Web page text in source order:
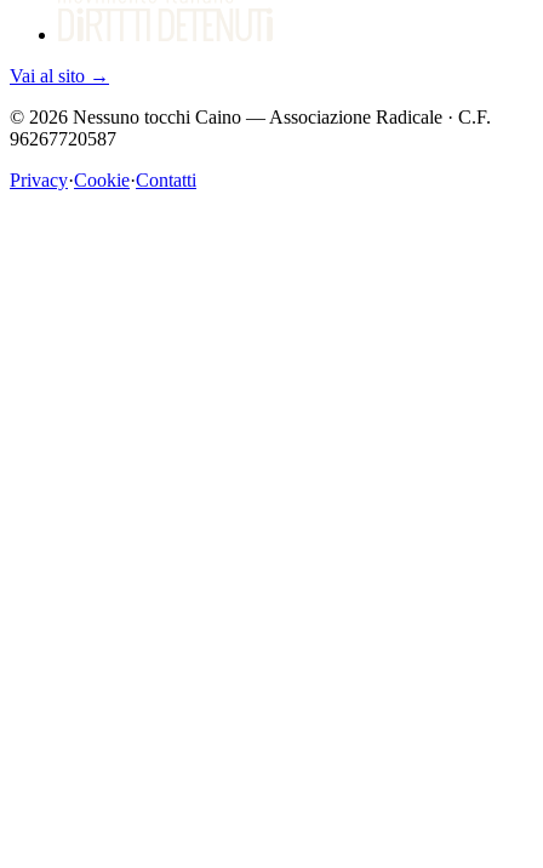
Vai al sito →
© 2026 Nessuno tocchi Caino — Associazione Radicale · C.F.
96267720587
Privacy·Cookie·Contatti